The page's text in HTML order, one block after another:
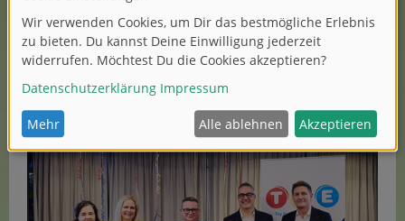
Im Bild von links nach rechts: Catherine van Reeth
(Director General TIE), Caroline Baucum (Playmobil),
Alexis Delorme (Smoby Toys), Albert Vallejo (Mattel),
Florian Hess (Spielwarenmesse)